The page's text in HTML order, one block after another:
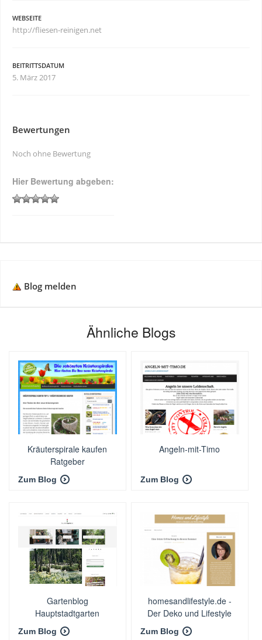
WEBSEITE
http://fliesen-reinigen.net
BEITRITTSDATUM
5. März 2017
Bewertungen
Noch ohne Bewertung
Hier Bewertung abgeben:
Blog melden
Ähnliche Blogs
Kräuterspirale kaufen
Ratgeber
Zum Blog
Angeln-mit-Timo
Zum Blog
Gartenblog
Hauptstadtgarten
Zum Blog
homesandlifestyle.de -
Der Deko und Lifestyle
Blog
Zum Blog